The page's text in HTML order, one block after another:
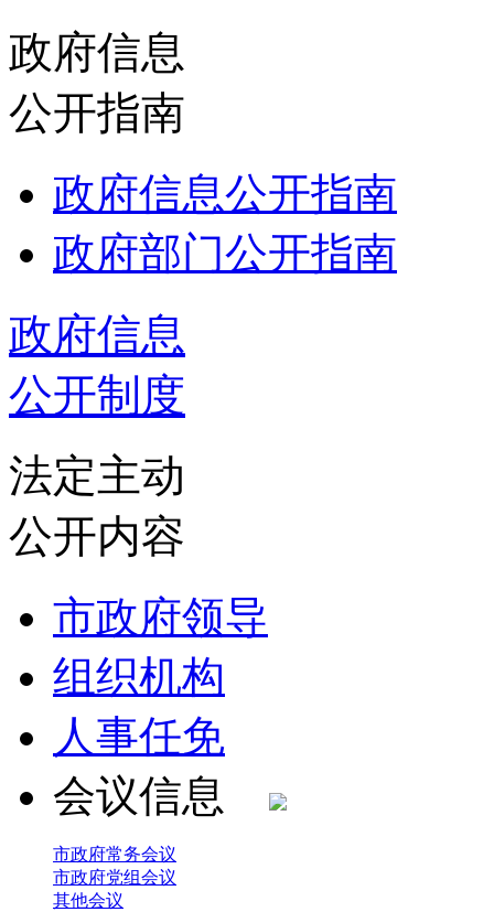
政府信息
公开指南
政府信息公开指南
政府部门公开指南
政府信息
公开制度
法定主动
公开内容
市政府领导
组织机构
人事任免
会议信息
市政府常务会议
市政府党组会议
其他会议